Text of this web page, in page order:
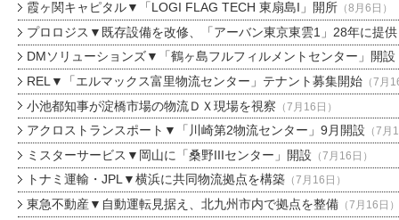
霞ヶ関キャピタル▼「LOGI FLAG TECH 東扇島I」開所（8月6日）
プロロジス▼既存設備を改修、「アーバン東京東雲1」28年に提供
DMソリューションズ▼「鶴ヶ島フルフィルメントセンター」開設
REL▼「エルマックス富里物流センター」テナント募集開始（7月
小池都知事が淀橋市場の物流ＤＸ現場を視察 （7月16日）
アクロストランスポート▼「川崎第2物流センター」9月開設 （7月
ミスターサービス▼岡山に「桑野IIIセンター」開設 （7月16日）
トナミ運輸・JPL▼横浜に共同物流拠点を構築（7月16日）
東急不動産▼自動運転見据え、北九州市内で拠点を整備（7月16日）